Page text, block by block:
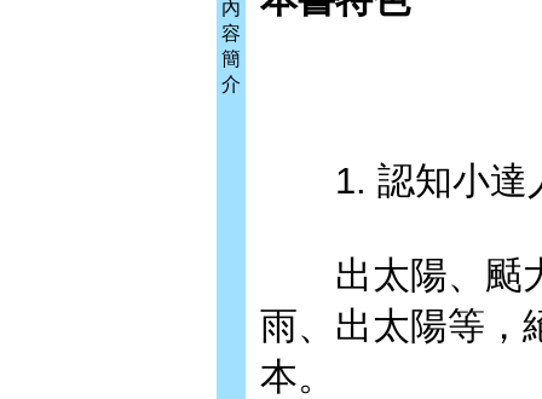
內
容
簡
介
1. 認知小達
出太陽、颳大
雨、出太陽等，
本。